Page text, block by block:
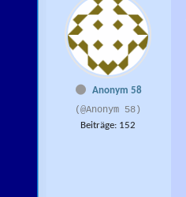
Anonym 58
(@Anonym 58)
Beiträge: 152